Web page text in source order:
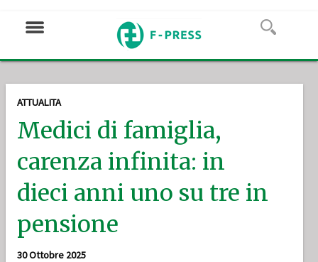
ATTUALITA
Medici di famiglia,
carenza infinita: in
dieci anni uno su tre in
pensione
30 Ottobre 2025